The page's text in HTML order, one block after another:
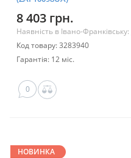
8 403 грн.
Наявність в Івано-Франківську:
Код товару: 3283940
Гарантія: 12 міс.
0
НОВИНКА